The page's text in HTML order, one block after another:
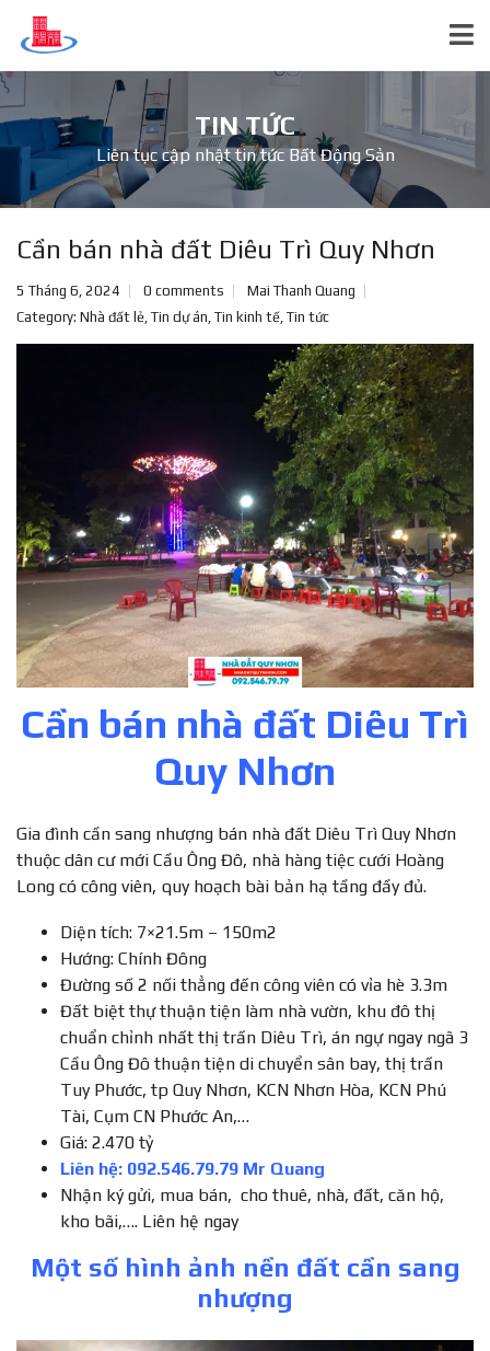
TIN TỨC
Liên tục cập nhật tin tức Bất Động Sản
Cần bán nhà đất Diêu Trì Quy Nhơn
5 Tháng 6, 2024 0 comments
Mai Thanh Quang
Category: Nhà đất lẻ, Tin dự án, Tin kinh tế, Tin tức
Cần bán nhà đất Diêu Trì
Quy Nhơn
Gia đình cần sang nhượng bán nhà đất Diêu Trì Quy Nhơn
thuộc dân cư mới Cầu Ông Đô, nhà hàng tiệc cưới Hoàng
Long có công viên, quy hoạch bài bản hạ tầng đầy đủ.
Diện tích: 7×21.5m – 150m2
Hướng: Chính Đông
Đường số 2 nối thẳng đến công viên có vỉa hè 3.3m
Đất biệt thự thuận tiện làm nhà vườn, khu đô thị
chuẩn chỉnh nhất thị trấn Diêu Trì, án ngự ngay ngã 3
Cầu Ông Đô thuận tiện di chuyển sân bay, thị trấn
Tuy Phước, tp Quy Nhơn, KCN Nhơn Hòa, KCN Phú
Tài, Cụm CN Phước An,…
Giá: 2.470 tỷ
Liên hệ: 092.546.79.79 Mr Quang
Nhận ký gửi, mua bán, cho thuê, nhà, đất, căn hộ,
kho bãi,…. Liên hệ ngay
Một số hình ảnh nền đất cần sang
nhượng